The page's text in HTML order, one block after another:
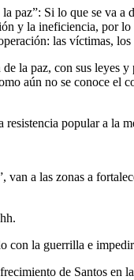
paz”: Si lo que se va a
y la ineficiencia, por
las víctimas,
la paz, con sus leyes
aún no se conoce el
popular a la
a las zonas a
con la guerrilla e
de Santos en